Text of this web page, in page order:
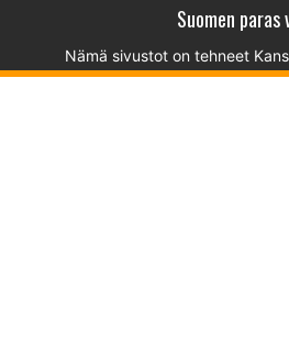
Suomen paras
Nämä sivustot on tehneet